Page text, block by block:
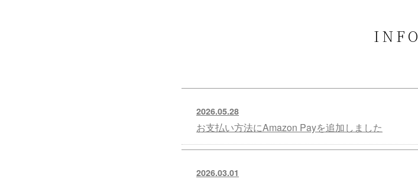
INFO
2026.05.28
お支払い方法にAmazon Payを追加しました
2026.03.01